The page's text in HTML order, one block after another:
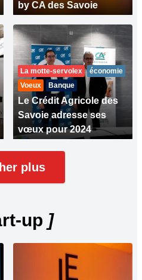
by CA des Savoie
La motte-servolex
économie
Voeux
Banque
Le Crédit Agricole des
Savoie adresse ses
vœux pour 2024
plus
up ]